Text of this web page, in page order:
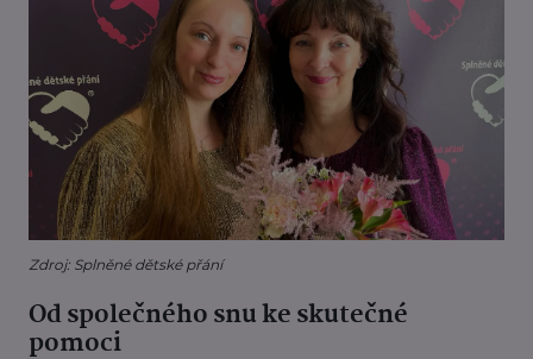
Zdroj: Splněné dětské přání
Od společného snu ke skutečné
pomoci